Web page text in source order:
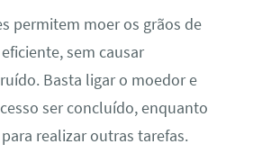
permitem moer os grãos de
sem causar
Basta ligar o moedor e
ser concluído, enquanto
realizar outras tarefas.